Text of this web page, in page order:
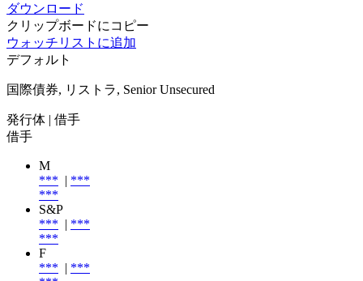
ダウンロード
クリップボードにコピー
ウォッチリストに追加
デフォルト
国際債券, リストラ, Senior Unsecured
発行体 | 借手
借手
M
*** | ***
***
S&P
*** | ***
***
F
*** | ***